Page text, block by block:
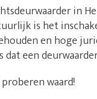
in
is het
en hoge
dat een
waard!